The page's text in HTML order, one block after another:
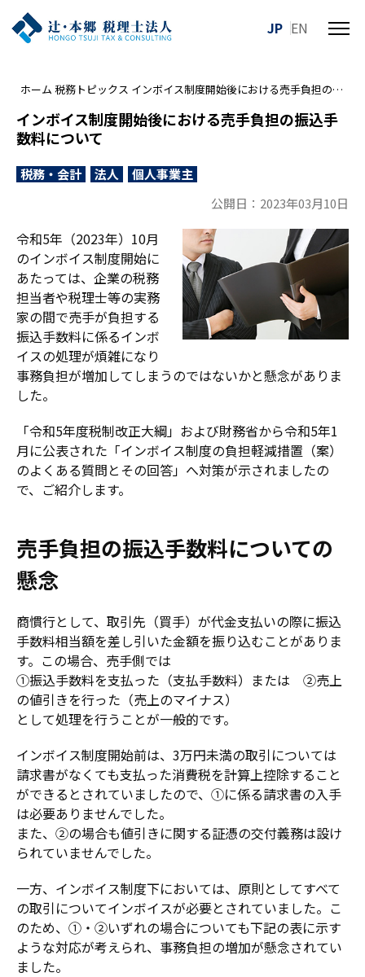
JP EN
メ
ー
ホーム 税務トピックス インボイス制度開始後における売手負担の振込手数料について
インボイス制度開始後における売手負担の振込手
数料について
税務・会計 法人
個人事業主
公開日：2023年03月10日
令和5年（2023年）10月
のインボイス制度開始に
あたっては、企業の税務
担当者や税理士等の実務
家の間で売手が負担する
振込手数料に係るインボ
イスの処理が煩雑になり
事務負担が増加してしまうのではないかと懸念がありま
した。
「令和5年度税制改正大綱」および財務省から令和5年1
月に公表された「インボイス制度の負担軽減措置（案）
のよくある質問とその回答」へ対策が示されましたの
で、ご紹介します。
売手負担の振込手数料についての
懸念
商慣行として、取引先（買手）が代金支払いの際に振込
手数料相当額を差し引いた金額を振り込むことがありま
す。この場合、売手側では
①振込手数料を支払った（支払手数料）または ②売上
の値引きを行った（売上のマイナス）
として処理を行うことが一般的です。
インボイス制度開始前は、3万円未満の取引については
請求書がなくても支払った消費税を計算上控除すること
ができるとされていましたので、①に係る請求書の入手
は必要ありませんでした。
また、②の場合も値引きに関する証憑の交付義務は設け
られていませんでした。
一方、インボイス制度下においては、原則としてすべて
の取引についてインボイスが必要とされていました。こ
のため、①・②いずれの場合についても下記の表に示す
ような対応が考えられ、事務負担の増加が懸念されてい
ました。